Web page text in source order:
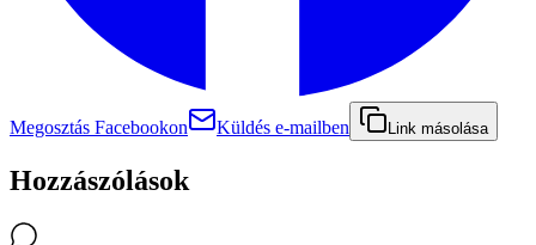
Megosztás Facebookon Küldés e-mailben Link másolása
Hozzászólások